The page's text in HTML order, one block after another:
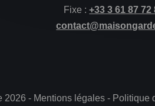
Fixe :+33 3 61 87 72
2026 - Mentions légales - Politique